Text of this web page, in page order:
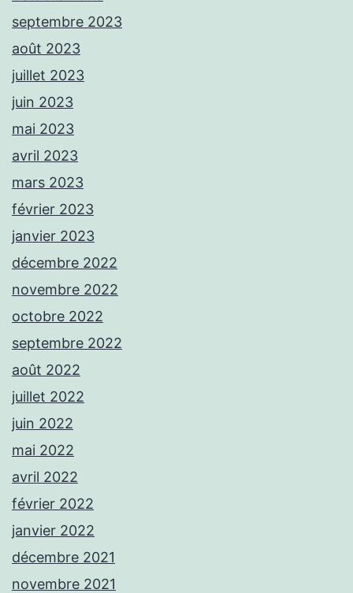
septembre 2023
août 2023
juillet 2023
juin 2023
mai 2023
avril 2023
mars 2023
février 2023
janvier 2023
décembre 2022
novembre 2022
octobre 2022
septembre 2022
août 2022
juillet 2022
juin 2022
mai 2022
avril 2022
février 2022
janvier 2022
décembre 2021
novembre 2021